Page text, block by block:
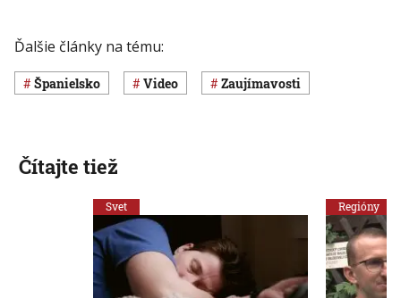
Ďalšie články na tému:
Španielsko Video Zaujímavosti
Čítajte tiež
Svet Regióny